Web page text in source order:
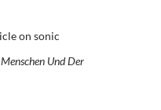
on sonic
Und Der